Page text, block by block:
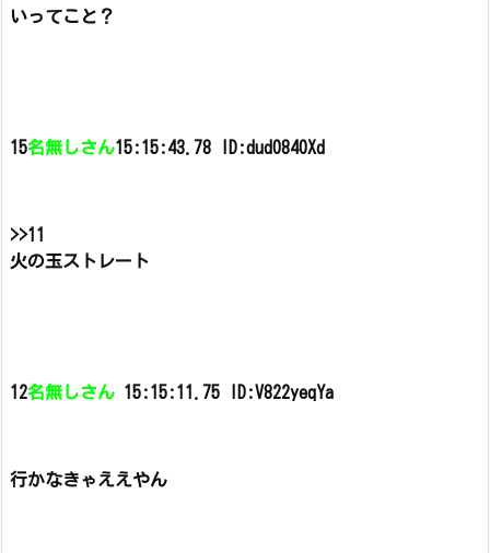
いってこと？
15名無しさん15:15:43.78 ID:dud0840Xd
>>11
火の玉ストレート
12名無しさん 15:15:11.75 ID:V822yeqYa
行かなきゃええやん